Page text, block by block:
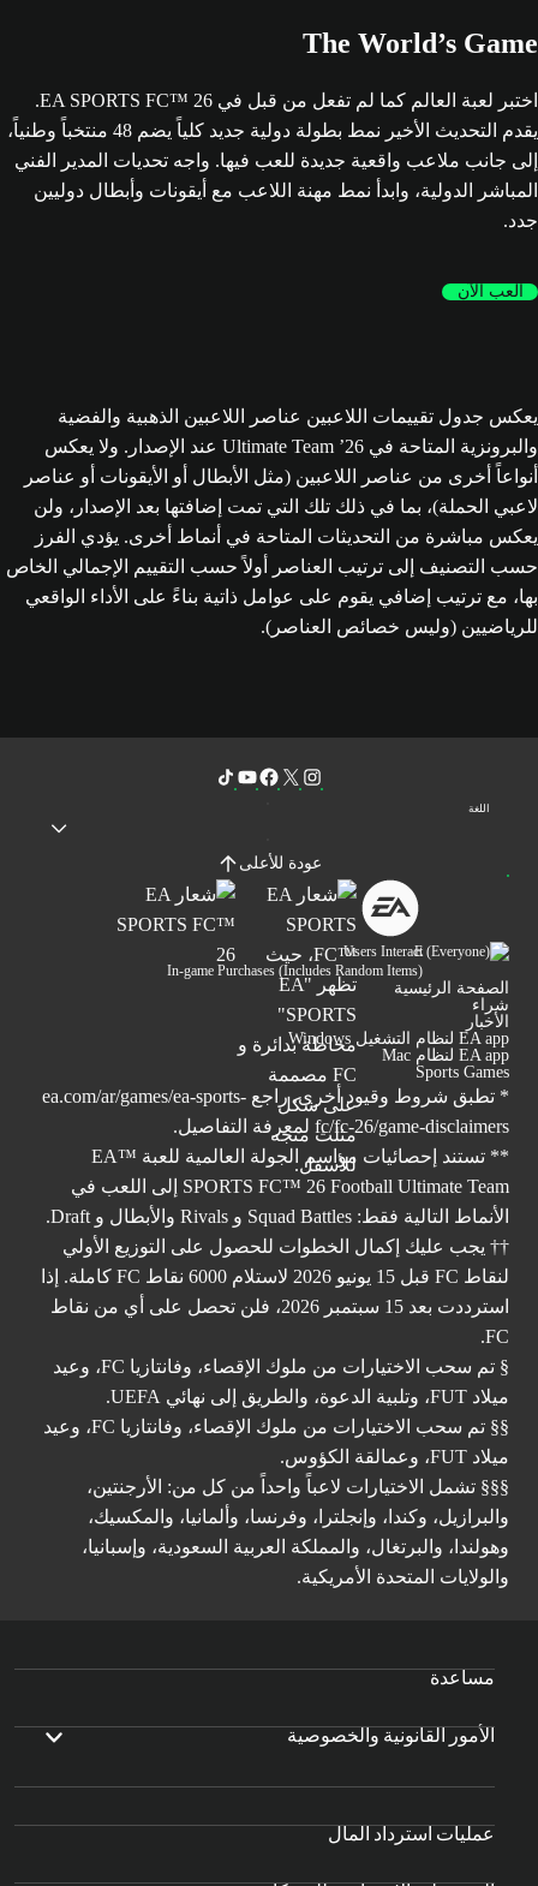
The World’s Game
اختبر لعبة العالم كما لم تفعل من قبل في EA SPORTS FC™ 26.
يقدم التحديث الأخير نمط بطولة دولية جديد كلياً يضم 48 منتخباً وطنياً،
إلى جانب ملاعب واقعية جديدة للعب فيها. واجه تحديات المدير الفني
المباشر الدولية، وابدأ نمط مهنة اللاعب مع أيقونات وأبطال دوليين
جدد.
العب الآن
يعكس جدول تقييمات اللاعبين عناصر اللاعبين الذهبية والفضية
والبرونزية المتاحة في Ultimate Team ’26 عند الإصدار. ولا يعكس
أنواعاً أخرى من عناصر اللاعبين (مثل الأبطال أو الأيقونات أو عناصر
لاعبي الحملة)، بما في ذلك تلك التي تمت إضافتها بعد الإصدار، ولن
يعكس مباشرة من التحديثات المتاحة في أنماط أخرى. يؤدي الفرز
حسب التصنيف إلى ترتيب العناصر أولاً حسب التقييم الإجمالي الخاص
بها، مع ترتيب إضافي يقوم على عوامل ذاتية بناءً على الأداء الواقعي
للرياضيين (وليس خصائص العناصر).
اللغة
عودة للأعلى
Users Interact
In-game Purchases (Includes Random Items)
الصفحة الرئيسية
شراء
الأخبار
EA app لنظام التشغيل Windows
EA app لنظام Mac
Sports Games
* تطبق شروط وقيود أخرى. راجع ea.com/ar/games/ea-sports-
fc/fc-26/game-disclaimers لمعرفة التفاصيل.
** تستند إحصائيات مواسم الجولة العالمية للعبة ™EA
SPORTS FC™ 26 Football Ultimate Team إلى اللعب في
الأنماط التالية فقط: Squad Battles و Rivals والأبطال و Draft.
†† يجب عليك إكمال الخطوات للحصول على التوزيع الأولي
لنقاط FC قبل 15 يونيو 2026 لاستلام 6000 نقاط FC كاملة. إذا
استرددت بعد 15 سبتمبر 2026، فلن تحصل على أي من نقاط
FC.
§ تم سحب الاختيارات من ملوك الإقصاء، وفانتازيا FC، وعيد
ميلاد FUT، وتلبية الدعوة، والطريق إلى نهائي UEFA.
§§ تم سحب الاختيارات من ملوك الإقصاء، وفانتازيا FC، وعيد
ميلاد FUT، وعمالقة الكؤوس.
§§§ تشمل الاختيارات لاعباً واحداً من كل من: الأرجنتين،
والبرازيل، وكندا، وإنجلترا، وفرنسا، وألمانيا، والمكسيك،
وهولندا، والبرتغال، والمملكة العربية السعودية، وإسبانيا،
والولايات المتحدة الأمريكية.
مساعدة
الأمور القانونية والخصوصية
عمليات استرداد المال